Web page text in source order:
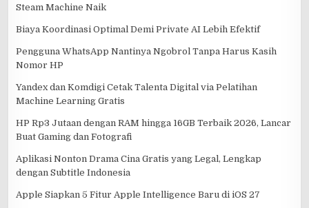
Steam Machine Naik
Biaya Koordinasi Optimal Demi Private AI Lebih Efektif
Pengguna WhatsApp Nantinya Ngobrol Tanpa Harus Kasih
Nomor HP
Yandex dan Komdigi Cetak Talenta Digital via Pelatihan
Machine Learning Gratis
HP Rp3 Jutaan dengan RAM hingga 16GB Terbaik 2026, Lancar
Buat Gaming dan Fotografi
Aplikasi Nonton Drama Cina Gratis yang Legal, Lengkap
dengan Subtitle Indonesia
Apple Siapkan 5 Fitur Apple Intelligence Baru di iOS 27